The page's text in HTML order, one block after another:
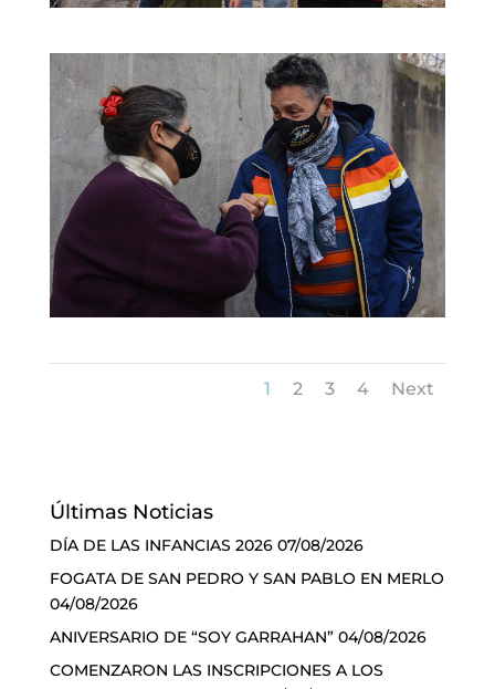
1 2 3 4 Next
Últimas Noticias
DÍA DE LAS INFANCIAS 2026 07/08/2026
FOGATA DE SAN PEDRO Y SAN PABLO EN MERLO
04/08/2026
ANIVERSARIO DE “SOY GARRAHAN” 04/08/2026
COMENZARON LAS INSCRIPCIONES A LOS